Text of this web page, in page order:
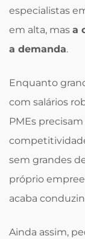
especialistas
em alta, mas a
a demanda.
Enquanto
com salários
PMEs
sem grandes
próprio
acaba
Ainda assim,